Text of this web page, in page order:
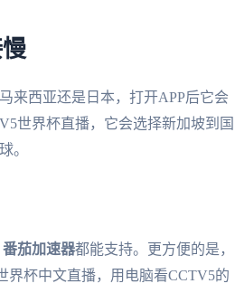
来西亚还是日本，打开APP后它会
世界杯直播，它会选择新加坡到国
。
番茄加速器都能支持。更方便的是，
杯中文直播，用电脑看CCTV5的